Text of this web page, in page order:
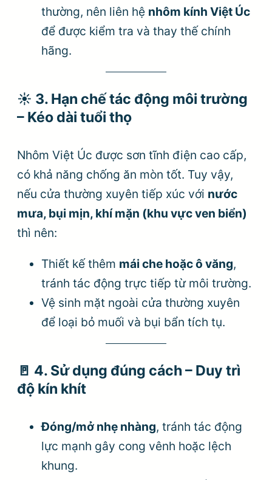
thường, nên liên hệ nhôm kính Việt Úc
để được kiểm tra và thay thế chính
hãng.
☀️ 3. Hạn chế tác động môi trường
– Kéo dài tuổi thọ
Nhôm Việt Úc được sơn tĩnh điện cao cấp,
có khả năng chống ăn mòn tốt. Tuy vậy,
nếu cửa thường xuyên tiếp xúc với nước
mưa, bụi mịn, khí mặn (khu vực ven biển)
thì nên:
Thiết kế thêm mái che hoặc ô văng,
tránh tác động trực tiếp từ môi trường.
Vệ sinh mặt ngoài cửa thường xuyên
để loại bỏ muối và bụi bẩn tích tụ.
🚪 4. Sử dụng đúng cách – Duy trì
độ kín khít
Đóng/mở nhẹ nhàng, tránh tác động
lực mạnh gây cong vênh hoặc lệch
khung.